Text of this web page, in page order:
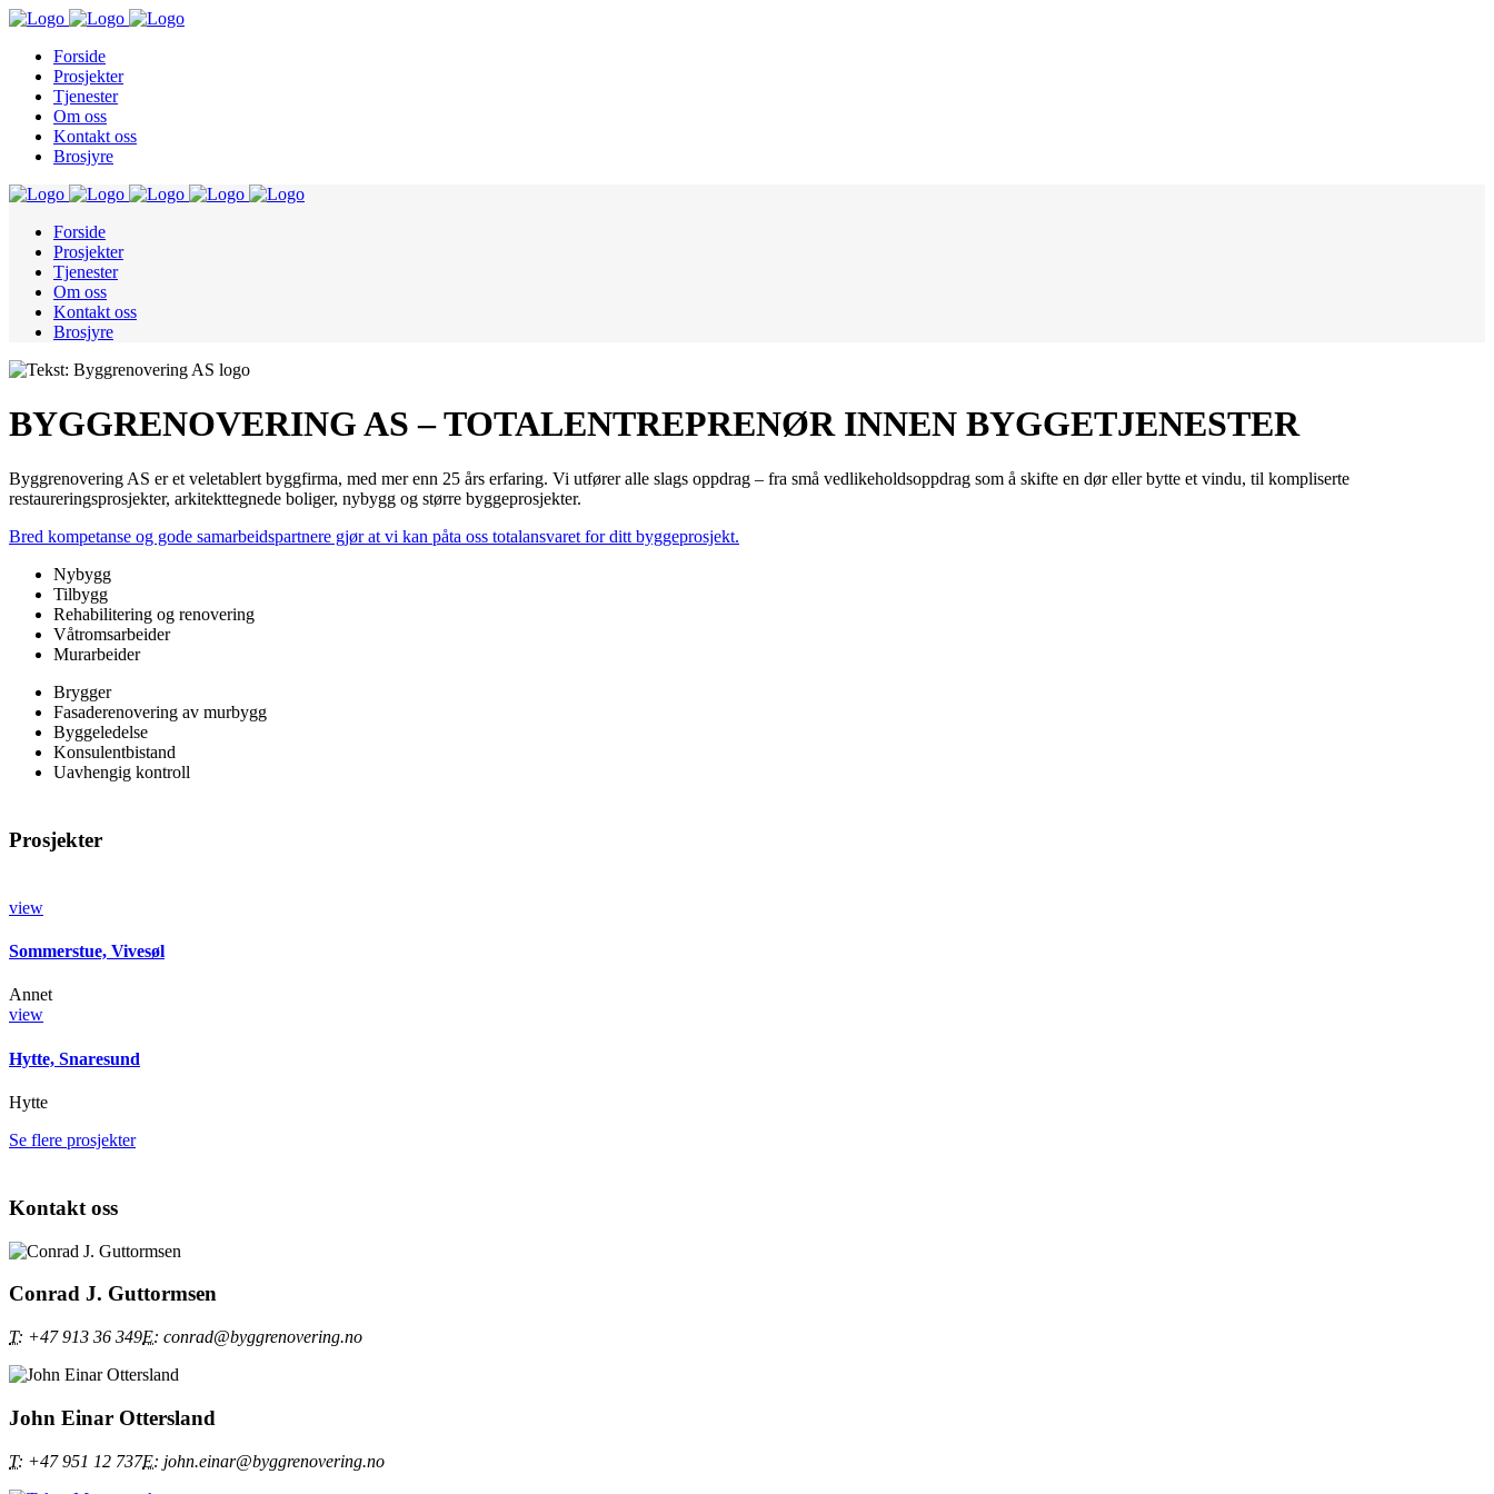
Forside
Prosjekter
Tjenester
Om oss
Kontakt oss
Brosjyre
Forside
Prosjekter
Tjenester
Om oss
Kontakt oss
Brosjyre
BYGGRENOVERING AS – TOTALENTREPRENØR INNEN BYGGETJENESTER
Byggrenovering AS er et veletablert byggfirma, med mer enn 25 års erfaring. Vi utfører alle slags oppdrag – fra små vedlikeholdsoppdrag som å skifte en dør eller bytte et vindu, til kompliserte
restaureringsprosjekter, arkitekttegnede boliger, nybygg og større byggeprosjekter.
Bred kompetanse og gode samarbeidspartnere gjør at vi kan påta oss totalansvaret for ditt byggeprosjekt.
Nybygg
Tilbygg
Rehabilitering og renovering
Våtromsarbeider
Murarbeider
Brygger
Fasaderenovering av murbygg
Byggeledelse
Konsulentbistand
Uavhengig kontroll
Prosjekter
view
Sommerstue, Vivesøl
Annet
view
Hytte, Snaresund
Hytte
Se flere prosjekter
Kontakt oss
Conrad J. Guttormsen
T: +47 913 36 349E: conrad@byggrenovering.no
John Einar Ottersland
T: +47 951 12 737E: john.einar@byggrenovering.no